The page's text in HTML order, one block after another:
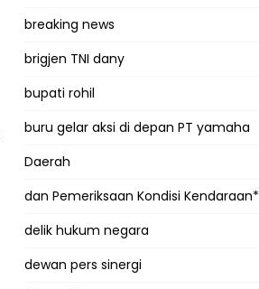
breaking news
brigjen TNI dany
bupati rohil
buru gelar aksi di depan PT yamaha
Daerah
dan Pemeriksaan Kondisi Kendaraan*
delik hukum negara
dewan pers sinergi